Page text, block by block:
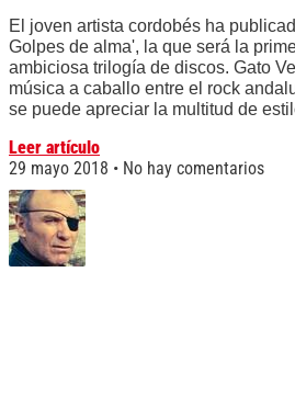
El joven artista cordobés ha
Golpes de alma', la que será la
ambiciosa trilogía de discos. Gato
música a caballo entre el rock
se puede apreciar la multitud de
Leer artículo
29 mayo 2018
No hay comentarios